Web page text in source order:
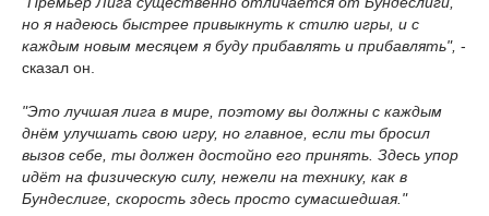
но я надеюсь быстрее привыкнуть к стилю игры, и с
каждым новым месяцем я буду прибавлять и прибавлять", -
сказал он.
"Это лучшая лига в мире, поэтому вы должны с каждым
днём улучшать свою игру, но главное, если ты бросил
вызов себе, ты должен достойно его принять. Здесь упор
идёт на физическую силу, нежели на технику, как в
Бундеслиге, скорость здесь просто сумасшедшая."